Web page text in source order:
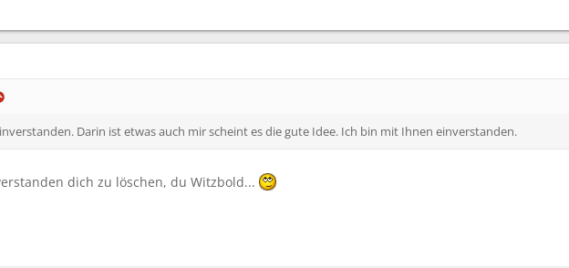
Darin ist etwas auch mir scheint es die gute Idee. Ich bin mit Ihnen einverstanden.
dich zu löschen, du Witzbold...